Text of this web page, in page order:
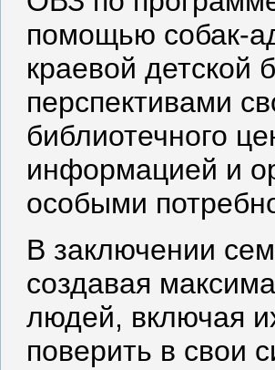
помощью собак-
краевой детской
перспективами
библиотечного
информацией и
особыми
В заключении
создавая
людей, включая
поверить в свои